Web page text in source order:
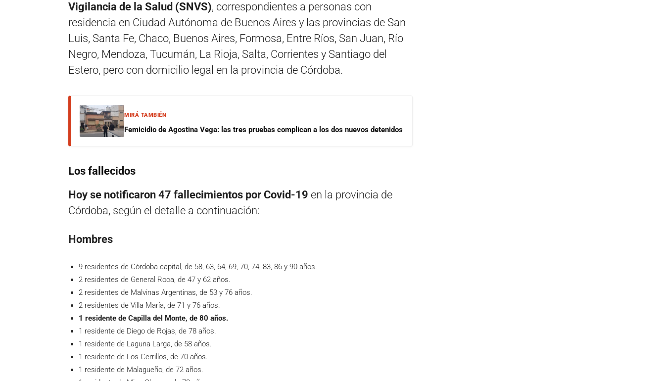
Vigilancia de la Salud (SNVS), correspondientes a personas con
residencia en Ciudad Autónoma de Buenos Aires y las provincias de San
Luis, Santa Fe, Chaco, Buenos Aires, Formosa, Entre Ríos, San Juan, Río
Negro, Mendoza, Tucumán, La Rioja, Salta, Corrientes y Santiago del
Estero, pero con domicilio legal en la provincia de Córdoba.
MIRÁ TAMBIÉN
Femicidio de Agostina Vega: las tres pruebas complican a los dos nuevos detenidos
Los fallecidos
Hoy se notificaron 47 fallecimientos por Covid-19 en la provincia de
Córdoba, según el detalle a continuación:
Hombres
9 residentes de Córdoba capital, de 58, 63, 64, 69, 70, 74, 83, 86 y 90 años.
2 residentes de General Roca, de 47 y 62 años.
2 residentes de Malvinas Argentinas, de 53 y 76 años.
2 residentes de Villa María, de 71 y 76 años.
1 residente de Capilla del Monte, de 80 años.
1 residente de Diego de Rojas, de 78 años.
1 residente de Laguna Larga, de 58 años.
1 residente de Los Cerrillos, de 70 años.
1 residente de Malagueño, de 72 años.